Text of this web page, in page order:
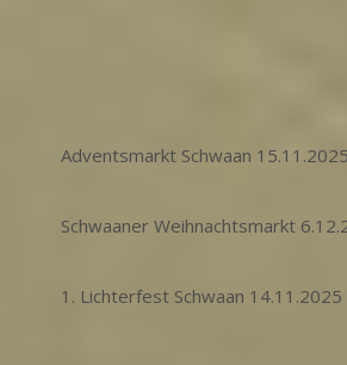
Adventsmarkt Schwaan 15.11.2025
Schwaaner Weihnachtsmarkt
1. Lichterfest Schwaan 14.11.2025